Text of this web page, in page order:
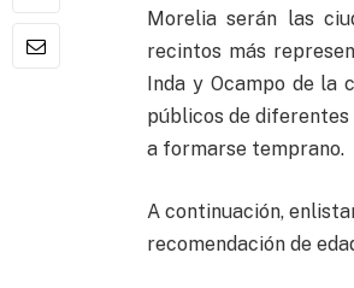
Morelia serán las
recintos más
Inda y Ocampo de la
públicos de diferentes
a formarse temprano.
A continuación,
recomendación de